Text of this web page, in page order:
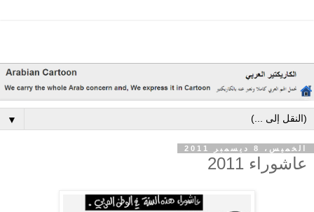
▼
الخميس، 8 ديسمبر 2011
عاشوراء 2011